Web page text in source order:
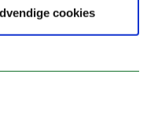
cookies